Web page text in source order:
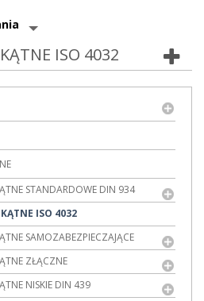
ISO 4032
STANDARDOWE DIN 934
ISO 4032
SAMOZABEZPIECZAJĄCE
ZŁĄCZNE
NISKIE DIN 439